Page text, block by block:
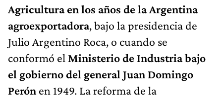
Agricultura en los años de laArgentina
agroexportadora, bajo la presidencia de
Julio Argentino Roca, o cuando se
conformó el Ministerio de Industriabajo
el gobierno del general Juan Domingo
Perón en 1949. La reforma de la